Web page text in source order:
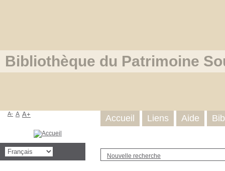
Bibliothèque du Patrimoine
Nouvelle recherche
Accueil Liens Aide
A- A A+